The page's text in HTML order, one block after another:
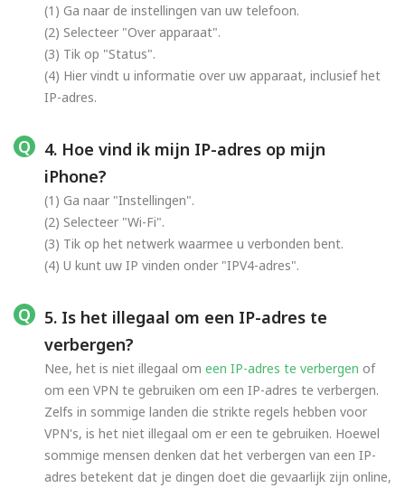
(1) Ga naar de instellingen van uw telefoon.
(2) Selecteer "Over apparaat".
(3) Tik op "Status".
(4) Hier vindt u informatie over uw apparaat, inclusief het
IP-adres.
4. Hoe vind ik mijn IP-adres op mijn
iPhone?
(1) Ga naar "Instellingen".
(2) Selecteer "Wi-Fi".
(3) Tik op het netwerk waarmee u verbonden bent.
(4) U kunt uw IP vinden onder "IPV4-adres".
5. Is het illegaal om een IP-adres te
verbergen?
Nee, het is niet illegaal om een IP-adres te verbergen of
om een VPN te gebruiken om een IP-adres te verbergen.
Zelfs in sommige landen die strikte regels hebben voor
VPN's, is het niet illegaal om er een te gebruiken. Hoewel
sommige mensen denken dat het verbergen van een IP-
adres betekent dat je dingen doet die gevaarlijk zijn online,